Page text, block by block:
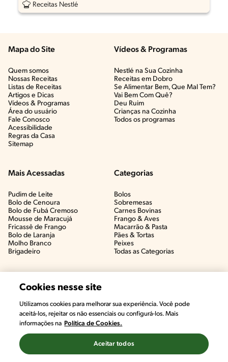
Receitas Nestlé
Mapa do Site
Quem somos
Nossas Receitas
Listas de Receitas​
Artigos e Dicas​
Vídeos & Programas​
Área do usuário
Fale Conosco
Acessibilidade
Regras da Casa
Sitemap
Vídeos & Programas​
Nestlé na Sua Cozinha
Receitas em Dobro
Se Alimentar Bem, Que Mal Tem?​
Vai Bem Com Quê?​
Deu Ruim​
Crianças na Cozinha​
Todos os programas
Mais Acessadas
Pudim de Leite
Bolo de Cenoura
Bolo de Fubá Cremoso
Mousse de Maracujá
Fricassê de Frango
Bolo de Laranja
Molho Branco
Brigadeiro
Categorias
Bolos
Sobremesas
Carnes Bovinas​
Frango & Aves​
Macarrão & Pasta​
Pães & Tortas​
Peixes
Todas as Categorias
Cookies nesse site
Utilizamos cookies para melhorar sua experiência. Você pode
aceitá-los, rejeitar os não essenciais ou configurá-los. Mais
informações na Política de Cookies.
Aceitar todos